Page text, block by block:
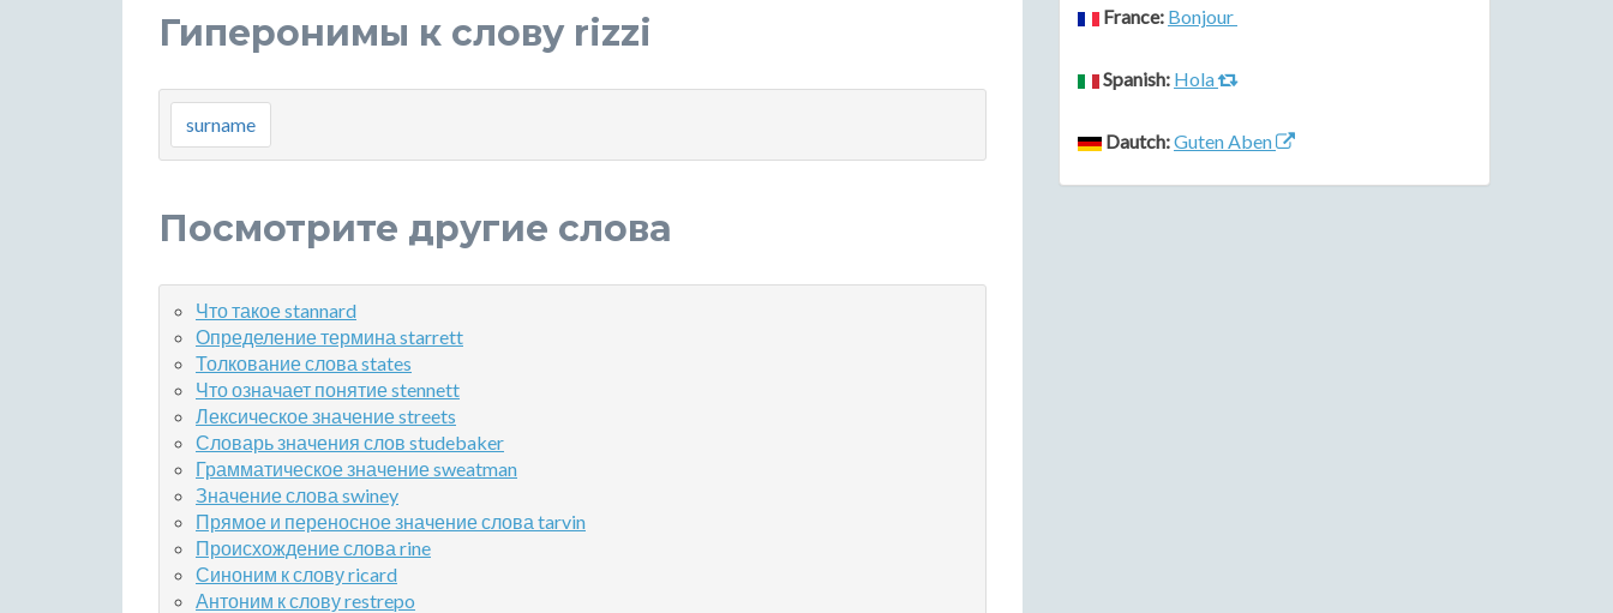
Гиперонимы к слову rizzi
surname
Посмотрите другие слова
Что такое stannard
Определение термина starrett
Толкование слова states
Что означает понятие stennett
Лексическое значение streets
Словарь значения слов studebaker
Грамматическое значение sweatman
Значение слова swiney
Прямое и переносное значение слова tarvin
Происхождение слова rine
Синоним к слову ricard
Антоним к слову restrepo
France: Bonjour
Spanish: Hola
Dautch:Guten Aben